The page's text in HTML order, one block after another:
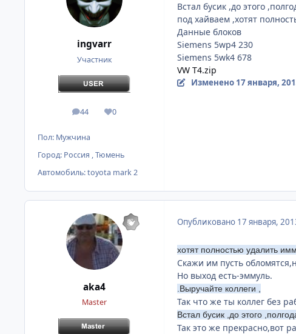
ingvarr
Участник
44
сообщения
0
Репутация
Пол: Мужчина
Город: Россия , Тюмень
Автомобиль:toyota mark 2
Встал бусик ,до этого
под хайваем ,хотят
Данные блоков
Siemens 5wp4 230
Siemens 5wk4 678
VW T4.zip
Изменено 17 января,
aka4
Master
Опубликовано 17 января,
хотят полностью удалить
Скажи им пусть
Но выход есть-эммуль.
.Выручайте коллеги ,
Так что же ты коллег без
Встал бусик ,до этого
Так это же прекрасно,вот